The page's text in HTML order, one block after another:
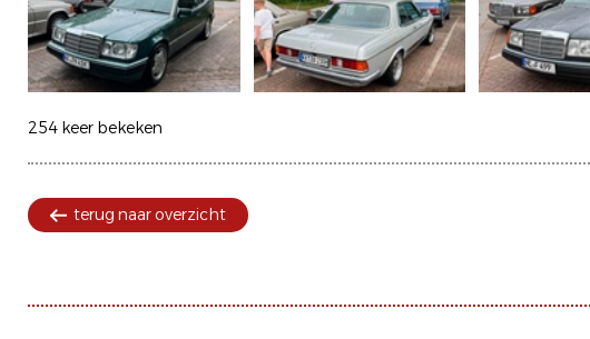
254 keer bekeken
terug naar overzicht